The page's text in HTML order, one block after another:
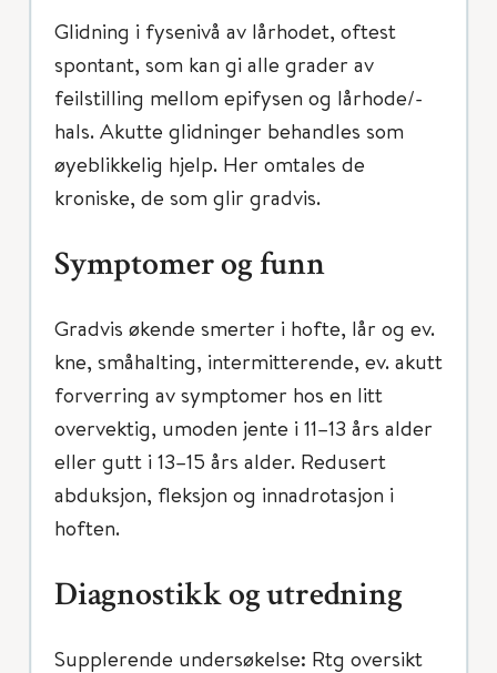
Glidning i fysenivå av lårhodet, oftest
spontant, som kan gi alle grader av
feilstilling mellom epifysen og lårhode/-
hals. Akutte glidninger behandles som
øyeblikkelig hjelp. Her omtales de
kroniske, de som glir gradvis.
Symptomer og funn
Gradvis økende smerter i hofte, lår og ev.
kne, småhalting, intermitterende, ev. akutt
forverring av symptomer hos en litt
overvektig, umoden jente i 11–13 års alder
eller gutt i 13–15 års alder. Redusert
abduksjon, fleksjon og innadrotasjon i
hoften.
Diagnostikk og utredning
Supplerende undersøkelse: Rtg oversikt